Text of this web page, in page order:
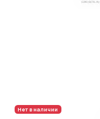
Нет в наличии